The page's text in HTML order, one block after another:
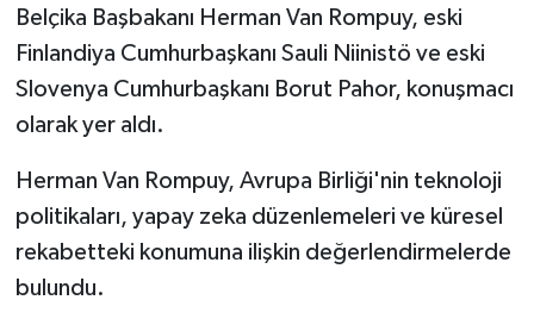
Belçika Başbakanı Herman Van Rompuy, eski
Finlandiya Cumhurbaşkanı Sauli Niinistö ve eski
Slovenya Cumhurbaşkanı Borut Pahor, konuşmacı
olarak yer aldı.
Herman Van Rompuy, Avrupa Birliği'nin teknoloji
politikaları, yapay zeka düzenlemeleri ve küresel
rekabetteki konumuna ilişkin değerlendirmelerde
bulundu.